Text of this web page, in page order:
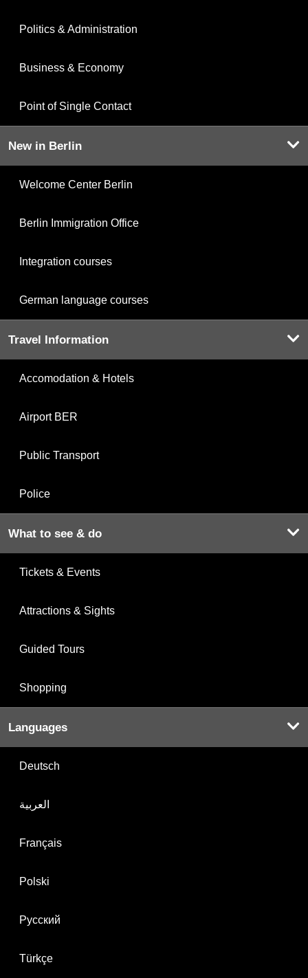
Politics & Administration
Business & Economy
Point of Single Contact
New in Berlin
Welcome Center Berlin
Berlin Immigration Office
Integration courses
German language courses
Travel Information
Accomodation & Hotels
Airport BER
Public Transport
Police
What to see & do
Tickets & Events
Attractions & Sights
Guided Tours
Shopping
Languages
Deutsch
العربية
Français
Polski
Русский
Türkçe